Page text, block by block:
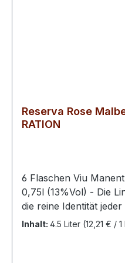
Reserva Rose
RATION
6 Flaschen Viu
0,75l (13%Vol) - Die
die reine Identität
zeichnen sich durch
Inhalt: 4.5 Liter (12,21 € /